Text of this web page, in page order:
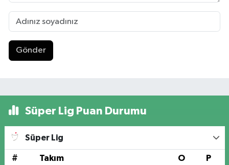
Gönder
Süper Lig Puan Durumu
Süper Lig
# Takım O P